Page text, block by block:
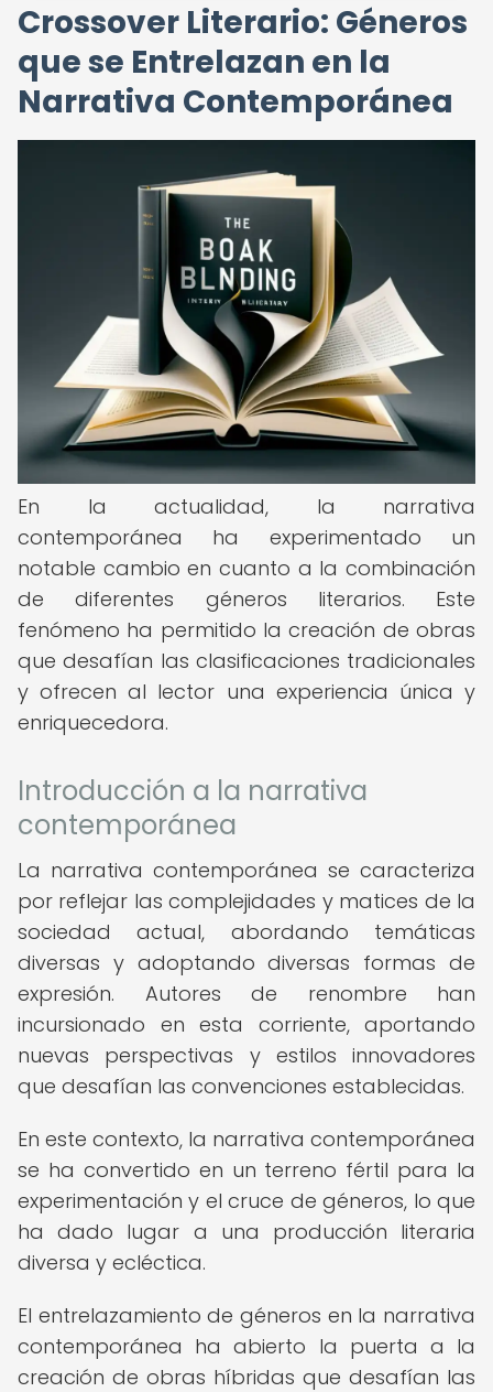
Crossover Literario: Géneros
que se Entrelazan en la
Narrativa Contemporánea
En la actualidad, la narrativa
contemporánea ha experimentado un
notable cambio en cuanto a la combinación
de diferentes géneros literarios. Este
fenómeno ha permitido la creación de obras
que desafían las clasificaciones tradicionales
y ofrecen al lector una experiencia única y
enriquecedora.
Introducción a la narrativa
contemporánea
La narrativa contemporánea se caracteriza
por reflejar las complejidades y matices de la
sociedad actual, abordando temáticas
diversas y adoptando diversas formas de
expresión. Autores de renombre han
incursionado en esta corriente, aportando
nuevas perspectivas y estilos innovadores
que desafían las convenciones establecidas.
En este contexto, la narrativa contemporánea
se ha convertido en un terreno fértil para la
experimentación y el cruce de géneros, lo que
ha dado lugar a una producción literaria
diversa y ecléctica.
El entrelazamiento de géneros en la narrativa
contemporánea ha abierto la puerta a la
creación de obras híbridas que desafían las